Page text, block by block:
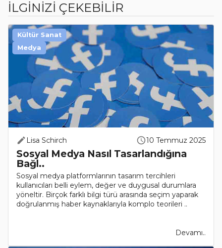
İLGİNİZİ ÇEKEBİLİR
Lisa Schirch 10 Temmuz 2025
Sosyal Medya Nasıl Tasarlandığına
Bağl..
Sosyal medya platformlarının tasarım tercihleri
kullanıcıları belli eylem, değer ve duygusal durumlara
yöneltir. Birçok farklı bilgi türü arasında seçim yaparak
doğrulanmış haber kaynaklarıyla komplo teorileri ..
Devamı..
Kültür Sanat
Medya